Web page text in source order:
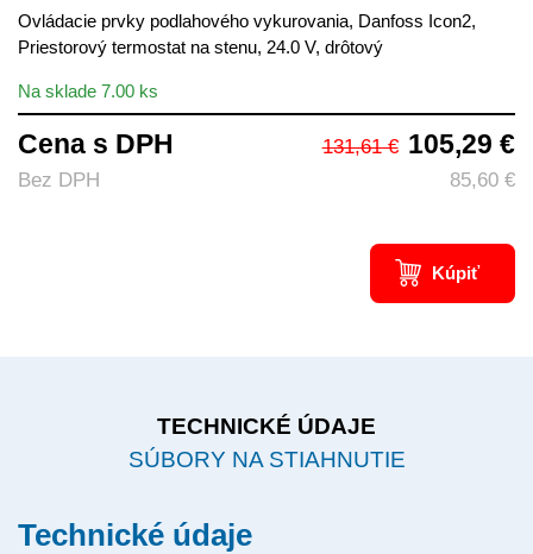
Ovládacie prvky podlahového vykurovania, Danfoss Icon2,
Priestorový termostat na stenu, 24.0 V, drôtový
Na sklade 7.00 ks
Cena s DPH 131,61 € 105,29 €
Bez DPH 85,60 €
Kúpiť
TECHNICKÉ ÚDAJE
SÚBORY NA STIAHNUTIE
Technické údaje